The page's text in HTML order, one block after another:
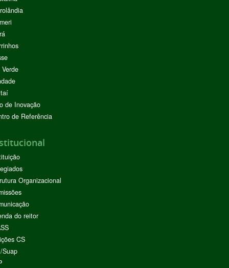
de Inovação
de Referência
Organizacional
do reitor
CS
Suap